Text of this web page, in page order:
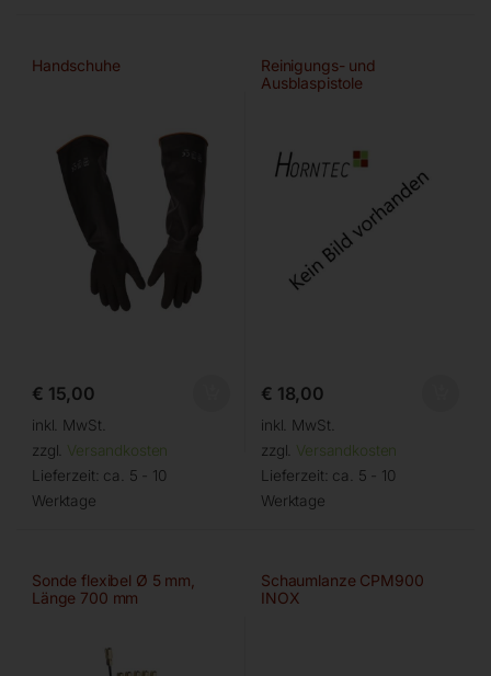
Handschuhe
€ 15,00
inkl. MwSt.
zzgl. Versandkosten
Lieferzeit: ca. 5 - 10
Werktage
Reinigungs- und
Ausblaspistole
€ 18,00
inkl. MwSt.
zzgl. Versandkosten
Lieferzeit: ca. 5 - 10
Werktage
Sonde flexibel Ø 5 mm,
Länge 700 mm
Schaumlanze CPM900
INOX